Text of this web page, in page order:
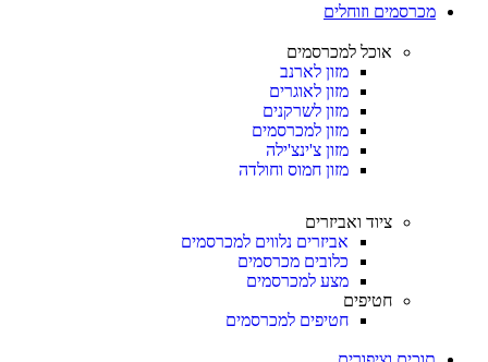
מכרסמים וזוחלים
אוכל למכרסמים
מזון לארנב
מזון לאוגרים
מזון לשרקנים
מזון למכרסמים
מזון צ'ינצ'ילה
מזון חמוס וחולדה
ציוד ואביזרים
אביזרים נלווים למכרסמים
כלובים מכרסמים
מצע למכרסמים
חטיפים
חטיפים למכרסמים